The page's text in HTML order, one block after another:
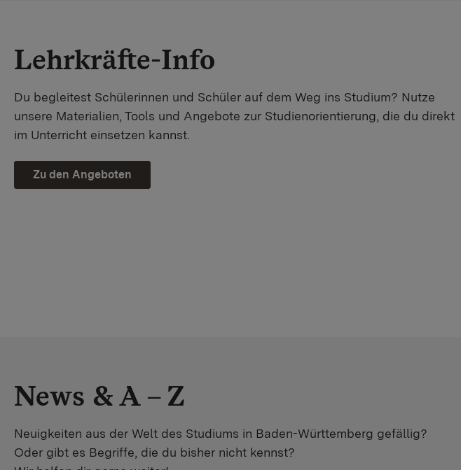
Lehrkräfte-Info
Du begleitest Schülerinnen und Schüler auf dem Weg ins Studium? Nutze
unsere Materialien, Tools und Angebote zur Studienorientierung, die du direkt
im Unterricht einsetzen kannst.
Zu den Angeboten
News & A – Z
Neuigkeiten aus der Welt des Studiums in Baden-Württemberg gefällig?
Oder gibt es Begriffe, die du bisher nicht kennst?